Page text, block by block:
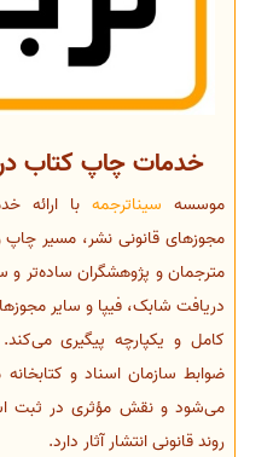
خدمات چاپ کتاب
موسسه سیناترجمه با ارائه
مجوزهای قانونی نشر، مسیر چاپ
مترجمان و پژوهشگران ساده‌تر و
دریافت شابک، فیپا و سایر
کامل و یکپارچه پیگیری
ضوابط سازمان اسناد و
می‌شود و نقش مؤثری در ثبت
روند قانونی انتشار آثار دارد.